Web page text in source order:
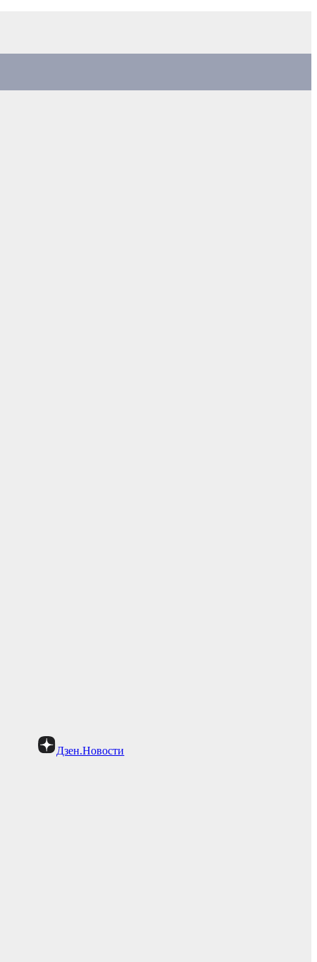
Дзен.Новости